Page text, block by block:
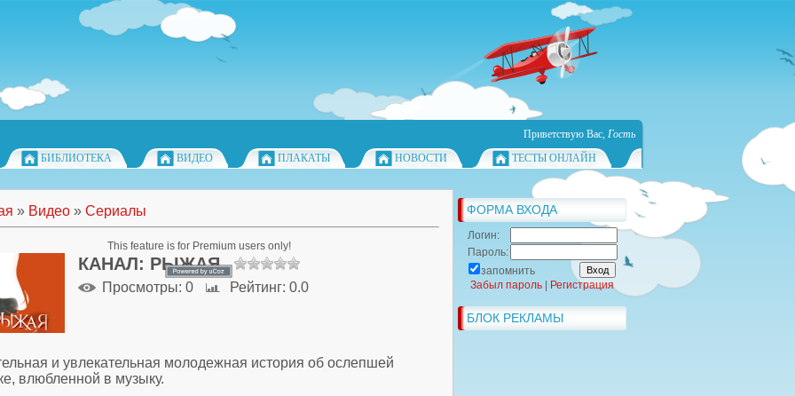
Приветствую Вас, Гость
БИБЛИОТЕКА
ВИДЕО ПЛАКАТЫ НОВОСТИ ТЕСТЫ ОНЛАЙН
» Видео » Сериалы
КАНАЛ: РЫЖАЯ
Просмотры: 0 Рейтинг: 0.0
и увлекательная молодежная история об ослепшей
влюбленной в музыку.
ФОРМА ВХОДА
Логин:
Пароль:
запомнить
Забыл пароль
Регистрация
БЛОК РЕКЛАМЫ
This feature is for Premium users only!